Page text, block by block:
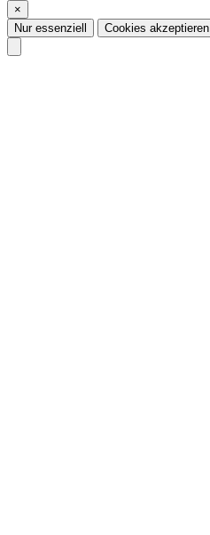
×
Nur essenziell
Cookies akzeptieren